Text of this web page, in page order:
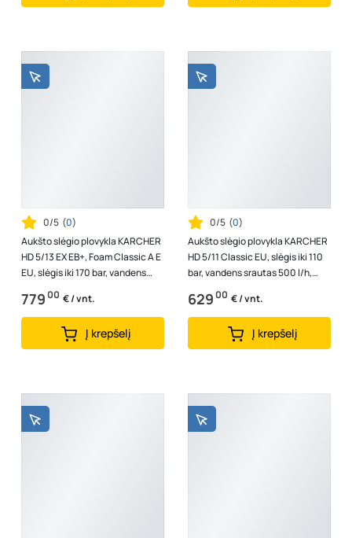
0/5 (0)
Aukšto slėgio plovykla KARCHER
HD 5/13 EX EB+, Foam Classic A E
EU, slėgis iki 170 bar, vandens
srautas 500 l/h, galia 2...
77900 € / vnt.
Į krepšelį
0/5 (0)
Aukšto slėgio plovykla KARCHER
HD 5/11 Classic EU, slėgis iki 110
bar, vandens srautas 500 l/h,
galia 2,2 kW, 1.520-800....
62900 € / vnt.
Į krepšelį